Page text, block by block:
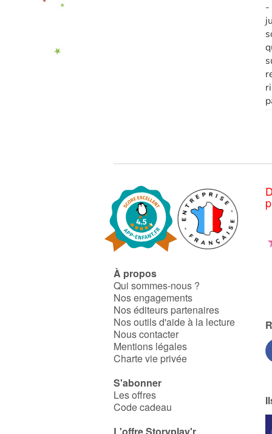
-
À propos
Qui sommes-nous ?
Nos engagements
Nos éditeurs partenaires
Nos outils d'aide à la lecture
Nous contacter
Mentions légales
Charte vie privée
S'abonner
Les offres
Code cadeau